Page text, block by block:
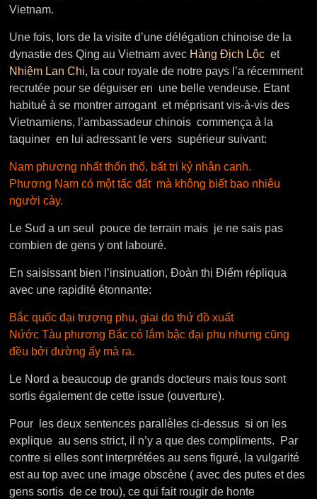
Vietnam.
Une fois, lors de la visite d’une délégation chinoise de la
dynastie des Qing au Vietnam avec Hàng Địch Lộc et
Nhiệm Lan Chi, la cour royale de notre pays l’a récemment
recrutée pour se déguiser en une belle vendeuse. Etant
habitué à se montrer arrogant et méprisant vis-à-vis des
Vietnamiens, l’ambassadeur chinois commença à la
taquiner en lui adressant le vers supérieur suivant:
Nam phương nhất thốn thổ, bất tri kỷ nhân canh.
Phương Nam có một tấc đất mà không biết bao nhiêu
người cày.
Le Sud a un seul pouce de terrain mais je ne sais pas
combien de gens y ont labouré.
En saisissant bien l’insinuation, Đoàn thị Điểm répliqua
avec une rapidité étonnante:
Bắc quốc đại trượng phu, giai do thứ đồ xuất
Nứớc Tàu phương Bắc có lắm bậc đại phu nhưng cũng
đều bởi đường ấy mà ra.
Le Nord a beaucoup de grands docteurs mais tous sont
sortis également de cette issue (ouverture).
Pour les deux sentences parallèles ci-dessus si on les
explique au sens strict, il n’y a que des compliments. Par
contre si elles sont interprétées au sens figuré, la vulgarité
est au top avec une image obscène ( avec des putes et des
gens sortis de ce trou), ce qui fait rougir de honte